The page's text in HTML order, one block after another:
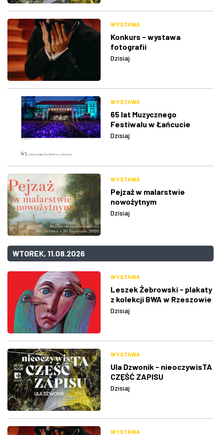
WYSTAWA
Konkurs - wystawa
fotografii
Dzisiaj
WYSTAWA
65 lat Muzycznego
Festiwalu w Łańcucie
Dzisiaj
WYSTAWA
Pejzaż w malarstwie
nowożytnym
Dzisiaj
WTOREK, 11.08.2026
WYSTAWA
Leszek Żebrowski - plakaty
z kolekcji BWA w Rzeszowie
Dzisiaj
WYSTAWA
Ula Dzwonik - nieoczywisTA
CZĘŚĆ ZAPISU
Dzisiaj
WYSTAWA